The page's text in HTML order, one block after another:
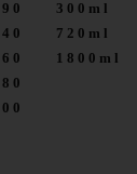
300ml
720ml
1800ml